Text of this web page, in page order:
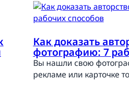
Как доказать
фотографию: 7
Вы нашли свою
рекламе или карточке